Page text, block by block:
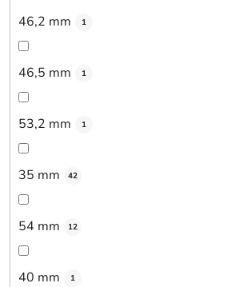
46,2 mm 1
46,5 mm 1
53,2 mm 1
35 mm 42
54 mm 12
40 mm 1